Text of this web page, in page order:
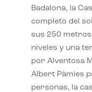
Badalona, la
completo del
sus 250
niveles y una
por Alventosa
Albert Pàmies
personas, la